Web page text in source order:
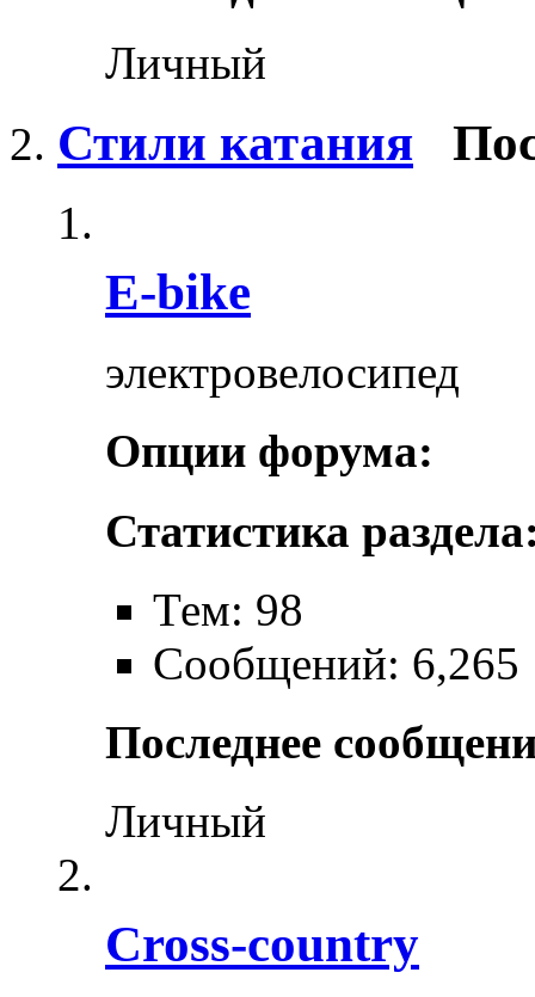
Личный
Стили катания
E-bike
электровелосипед
Опции форума:
Статистика
Тем: 98
Сообщений: 6,265
Последнее
Личный
Cross-сountry